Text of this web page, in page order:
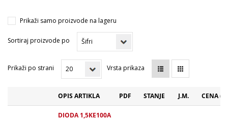
Prikaži samo proizvode na lageru
Sortiraj proizvode po
Prikaži po strani Vrsta prikaza
OPIS ARTIKLA PDF STANJE J.M. CENA
DIODA 1,5KE100A